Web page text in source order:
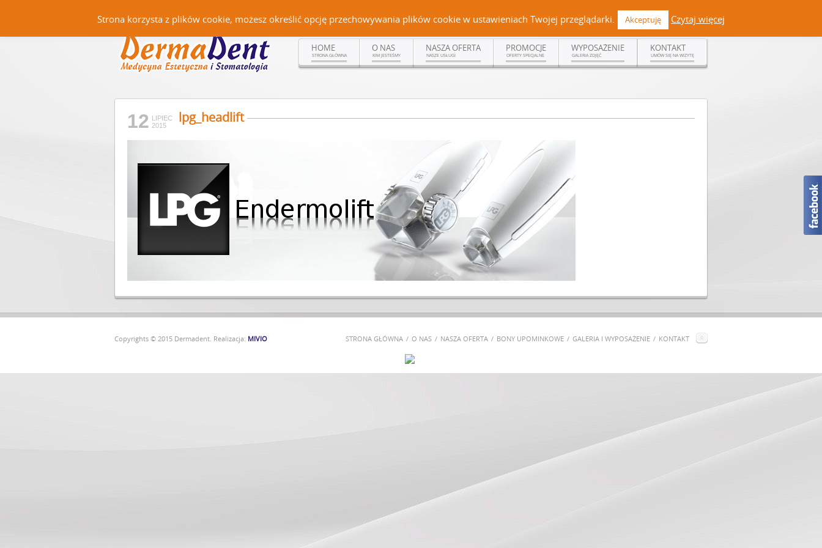
Czerteż 161, 38-500 Sanok | tel. (13) 464 99 92 | kom. +48 502 315 048 | kom. +48 519 108 720 | kontakt@dermadent.pl |
HOME
STRONA GŁÓWNA
O NAS
KIM JESTEŚMY
NASZA OFERTA
NASZE USŁUGI
PROMOCJE
OFERTY SPECJALNE
WYPOSAŻENIE
GALERIA ZDJĘĆ
KONTAKT
UMÓW SIĘ NA WIZYTĘ
12 LIPIEC
2015
lpg_headlift
STRONA GŁÓWNA O NAS NASZA OFERTA BONY UPOMINKOWE GALERIA I WYPOSAŻENIE KONTAKT
Copyrights © 2015 Dermadent. Realizacja: MIVIO
Strona korzysta z plików cookie, możesz określić opcję przechowywania plików cookie w ustawieniach Twojej przeglądarki. Akceptuję Czytaj więcej